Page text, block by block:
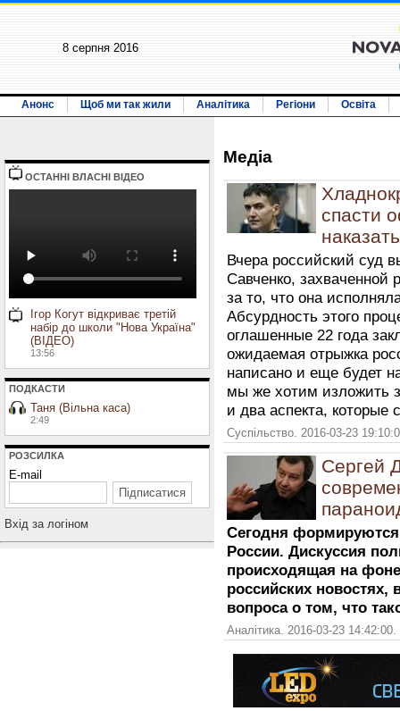
8 серпня 2016
Анонс Щоб ми так жили Аналітика Регіони Освіта
ОСТАННI ВЛАСНI ВIДЕО
Ігор Когут відкриває третій
набір до школи "Нова Україна"
(ВІДЕО)
13:56
ПОДКАСТИ
Таня (Вільна каса)
2:49
РОЗСИЛКА
E-mail
Вхiд за логiном
Медiа
спасти
Вчера российский суд
Савченко, захваченной
за то, что она
Абсурдность этого
оглашенные 22 года
ожидаемая отрыжка
написано и еще будет
мы же хотим изложить
и два аспекта, которые
Суспільство. 2016-03-23
Сергей
Сегодня
России. Дискуссия
происходящая на
российских
вопроса о том, что
Аналітика. 2016-03-23